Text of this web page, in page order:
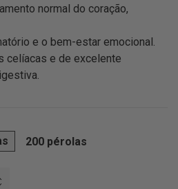
normal do coração,
e o bem-estar emocional.
celíacas e de excelente
200 pérolas